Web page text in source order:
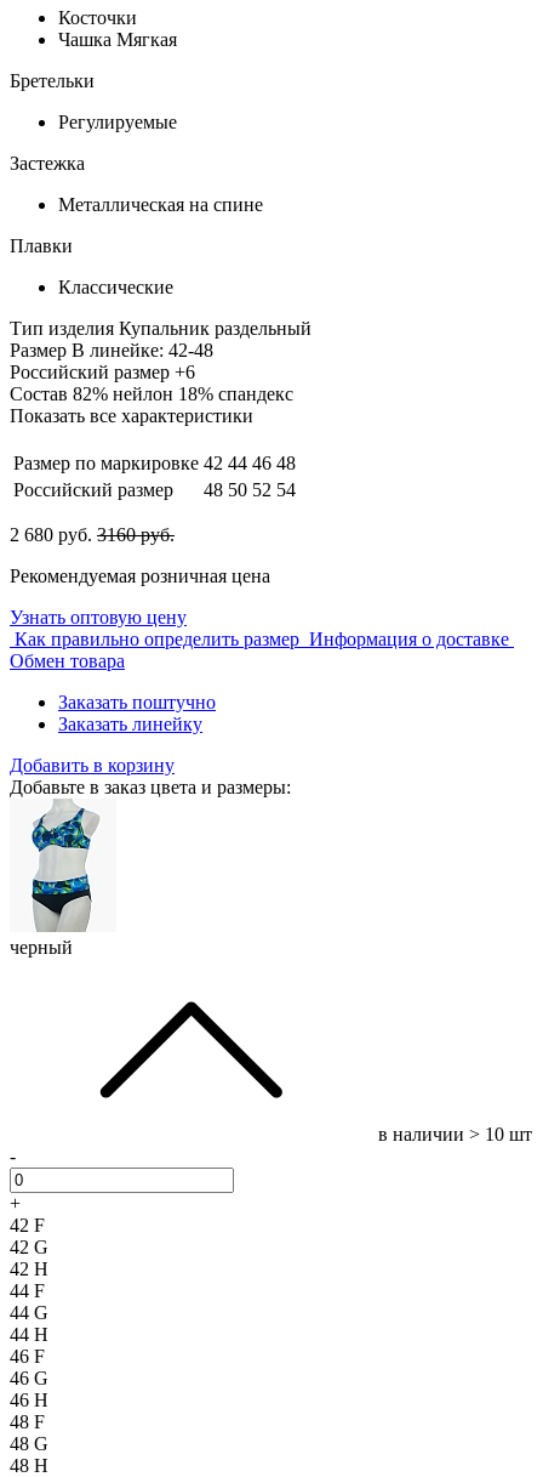
Косточки
Чашка Мягкая
Бретельки
Регулируемые
Застежка
Металлическая на спине
Плавки
Классические
Тип изделия Купальник раздельный
Размер В линейке: 42-48
Российский размер +6
Состав 82% нейлон 18% спандекс
Показать все характеристики
Размер по маркировке 42 44 46 48
Российский размер
48 50 52 54
2 680 руб. 3160 руб.
Рекомендуемая розничная цена
Узнать оптовую цену
Как правильно определить размер Информация о доставке
Обмен товара
Заказать поштучно
Заказать линейку
Добавить в корзину
Добавьте в заказ цвета и размеры:
черный
в наличии > 10 шт
-
+
42 F
42 G
42 H
44 F
44 G
44 H
46 F
46 G
46 H
48 F
48 G
48 H